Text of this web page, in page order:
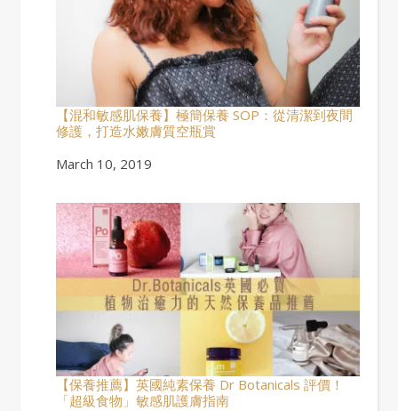
【混和敏感肌保養】極簡保養 SOP：從清潔到夜間
修護，打造水嫩膚質空瓶賞
Date
March 10, 2019
【保養推薦】英國純素保養 Dr Botanicals 評價！
「超級食物」敏感肌護膚指南